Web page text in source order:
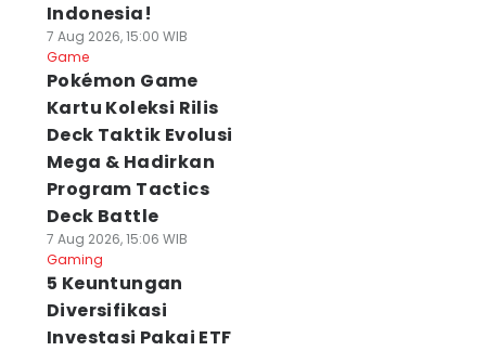
Indonesia!
7 Aug 2026, 15:00 WIB
Game
Pokémon Game
Kartu Koleksi Rilis
Deck Taktik Evolusi
Mega & Hadirkan
Program Tactics
Deck Battle
7 Aug 2026, 15:06 WIB
Gaming
5 Keuntungan
Diversifikasi
Investasi Pakai ETF